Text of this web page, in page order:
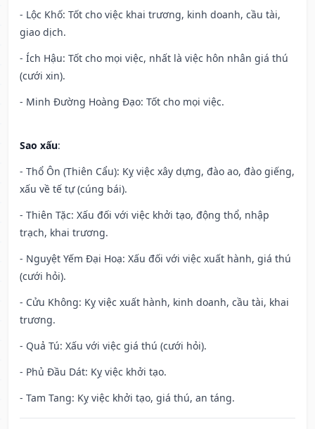
- Lộc Khố: Tốt cho việc khai trương, kinh doanh, cầu tài,
giao dịch.
- Ích Hậu: Tốt cho mọi việc, nhất là việc hôn nhân giá thú
(cưới xin).
- Minh Đường Hoàng Đạo: Tốt cho mọi việc.
Sao xấu:
- Thổ Ôn (Thiên Cẩu): Kỵ việc xây dựng, đào ao, đào giếng,
xấu về tế tự (cúng bái).
- Thiên Tặc: Xấu đối với việc khởi tạo, động thổ, nhập
trạch, khai trương.
- Nguyệt Yếm Đại Hoạ: Xấu đối với việc xuất hành, giá thú
(cưới hỏi).
- Cửu Không: Kỵ việc xuất hành, kinh doanh, cầu tài, khai
trương.
- Quả Tú: Xấu với việc giá thú (cưới hỏi).
- Phủ Đầu Dát: Kỵ việc khởi tạo.
- Tam Tang: Kỵ việc khởi tạo, giá thú, an táng.